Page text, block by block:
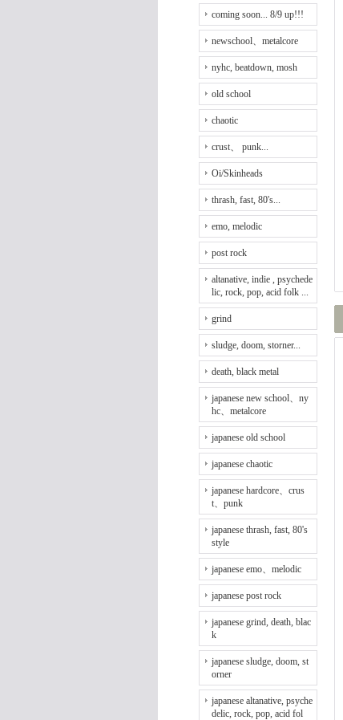
coming soon... 8/9 up!!!
newschool、metalcore
nyhc, beatdown, mosh
old school
chaotic
crust、 punk...
Oi/Skinheads
thrash, fast, 80's...
emo, melodic
post rock
altanative, indie , psychede
lic, rock, pop, acid folk ...
grind
sludge, doom, storner...
death, black metal
japanese new school、ny
hc、metalcore
japanese old school
japanese chaotic
japanese hardcore、crus
t、punk
japanese thrash, fast, 80's
style
japanese emo、melodic
japanese post rock
japanese grind, death, blac
k
japanese sludge, doom, st
orner
japanese altanative, psyche
delic, rock, pop, acid fol